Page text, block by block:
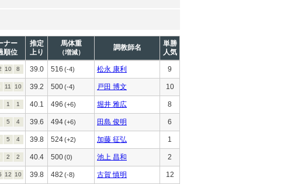
ナー
順位
推定
上り
馬体重
（増減）
調教師名
単勝
人気
10 8 39.0 516 (-4) 松永 康利 9
11 10 39.2 500(-4) 戸田 博文 10
1 1 40.1 496 (+6) 堀井 雅広 8
5 4 39.6 494(+6) 田島 俊明 6
5 4 39.8 524(+2) 加藤 征弘 1
2 2 40.4 500(0) 池上 昌和 2
12 10 39.8 482 (-8) 古賀 慎明 12